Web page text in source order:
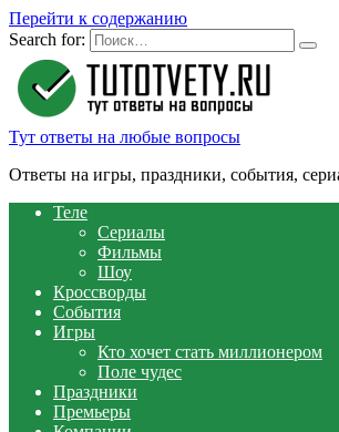
Перейти к содержанию
Search for:
Тут ответы на любые вопросы
Ответы на игры, праздники, события,
Теле
Сериалы
Фильмы
Шоу
Кроссворды
События
Игры
Кто хочет стать миллионером
Поле чудес
Праздники
Премьеры